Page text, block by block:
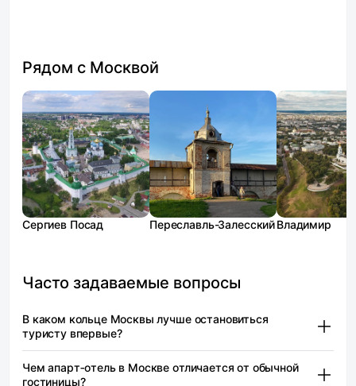
Рядом с Москвой
Сергиев Посад Переславль-ЗалесскийВладимир
Часто задаваемые вопросы
В каком кольце Москвы лучше остановиться
туристу впервые?
в пределах Садового кольца, а ещё лучше —
Чем апарт‑отель в Москве отличается от обычной
гостиницы?